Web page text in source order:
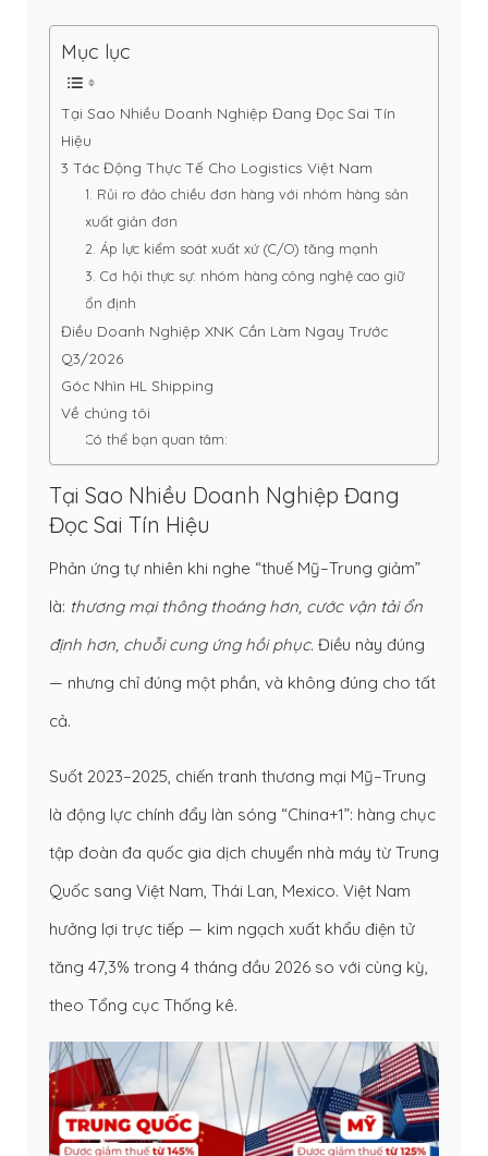
Mục lục
Tại Sao Nhiều Doanh Nghiệp Đang Đọc Sai Tín
Hiệu
3 Tác Động Thực Tế Cho Logistics Việt Nam
1. Rủi ro đảo chiều đơn hàng với nhóm hàng sản
xuất giản đơn
2. Áp lực kiểm soát xuất xứ (C/O) tăng mạnh
3. Cơ hội thực sự: nhóm hàng công nghệ cao giữ
ổn định
Điều Doanh Nghiệp XNK Cần Làm Ngay Trước
Q3/2026
Góc Nhìn HL Shipping
Về chúng tôi
Có thể bạn quan tâm:
Tại Sao Nhiều Doanh Nghiệp Đang
Đọc Sai Tín Hiệu
Phản ứng tự nhiên khi nghe “thuế Mỹ–Trung giảm”
là: thương mại thông thoáng hơn, cước vận tải ổn
định hơn, chuỗi cung ứng hồi phục. Điều này đúng
— nhưng chỉ đúng một phần, và không đúng cho tất
cả.
Suốt 2023–2025, chiến tranh thương mại Mỹ–Trung
là động lực chính đẩy làn sóng “China+1”: hàng chục
tập đoàn đa quốc gia dịch chuyển nhà máy từ Trung
Quốc sang Việt Nam, Thái Lan, Mexico. Việt Nam
hưởng lợi trực tiếp — kim ngạch xuất khẩu điện tử
tăng 47,3% trong 4 tháng đầu 2026 so với cùng kỳ,
theo Tổng cục Thống kê.